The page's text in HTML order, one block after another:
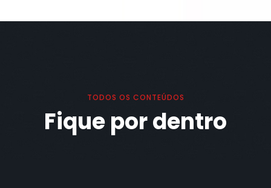
TODOS OS CONTEÚDOS
Fique por dentro